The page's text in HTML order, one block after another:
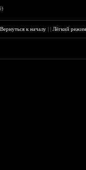
Вернуться к началу ||Лёгкий